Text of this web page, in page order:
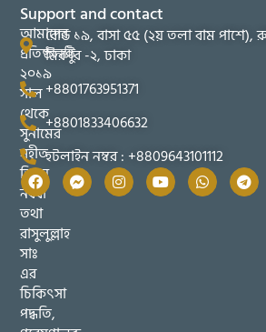
আমাদের
প্রতিষ্ঠানটি
২০১৯
সাল
থেকে
সুনামের
সহীত
তিব্বুন
নববী
তথা
রাসুলুল্লাহ
সাঃ
এর
চিকিৎসা
পদ্ধতি,
Support and contact
রোড ১৯, বাসা ৫৫ (২য় তলা বাম
মিরপুর -২, ঢাকা
+8801763951371
+8801833406632
হটলাইন নম্বর : +8809643101112